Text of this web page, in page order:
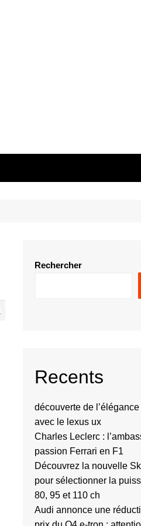
Rechercher
Recents
découverte de
avec le lexus ux
Charles Leclerc :
passion Ferrari en F1
Découvrez la nouvelle
pour sélectionner la
80, 95 et 110 ch
Audi annonce une